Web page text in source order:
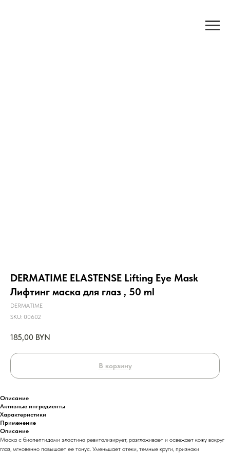
DERMATIME ELASTENSE Lifting Eye Mask
Лифтинг маска для глаз , 50 ml
DERMATIME
SKU: 00602
185,00 BYN
В корзину
Описание
Активные ингредиенты
Характеристики
Применение
Описание
Маска с биопептидами эластина ревитализирует, разглаживает и освежает кожу вокруг
глаз, мгновенно повышает ее тонус. Уменьшает отеки, темные круги, признаки